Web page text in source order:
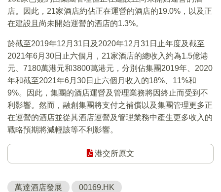
店。因此，21家酒店約佔正在運營的酒店的19.0%，以及正
在建設且尚未開始運營的酒店的1.3%。
於截至2019年12月31日及2020年12月31日止年度及截至
2021年6月30日止六個月，21家酒店的總收入約為1.5億港
元、7180萬港元和3800萬港元，分別佔集團2019年、2020
年和截至2021年6月30日止六個月收入的18%、11%和
9%。因此，集團的酒店運營及管理業務將因終止而受到不
利影響。然而，融創集團將支付之補償以及集團管理更多正
在運營的酒店並從其酒店運營及管理業務中產生更多收入的
戰略預期將減輕該等不利影響。
港交所原文
萬達酒店發展 00169.HK